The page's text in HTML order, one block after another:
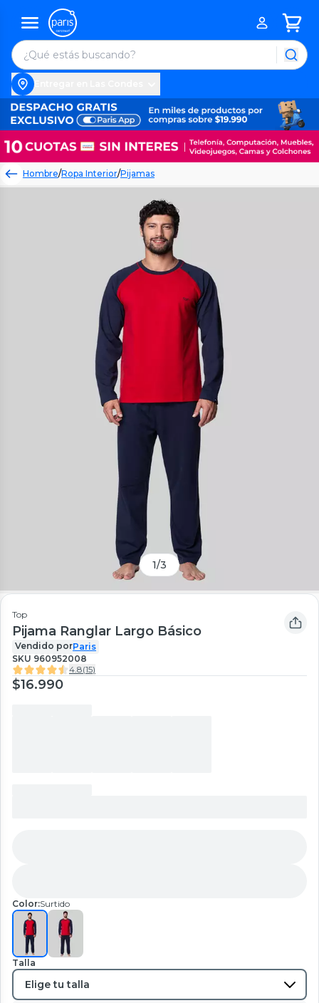
Hombre/Ropa Interior/Pijamas
1/3
Top
Pijama Ranglar Largo Básico
Vendido porParis
SKU 960952008
4.8(15)
$16.990
Color:Surtido
Talla